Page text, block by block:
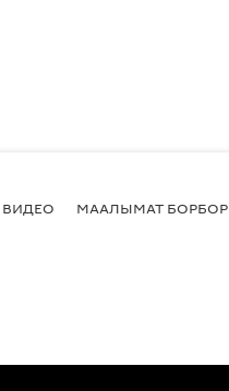
ВИДЕО МААЛЫМАТ БОРБОР